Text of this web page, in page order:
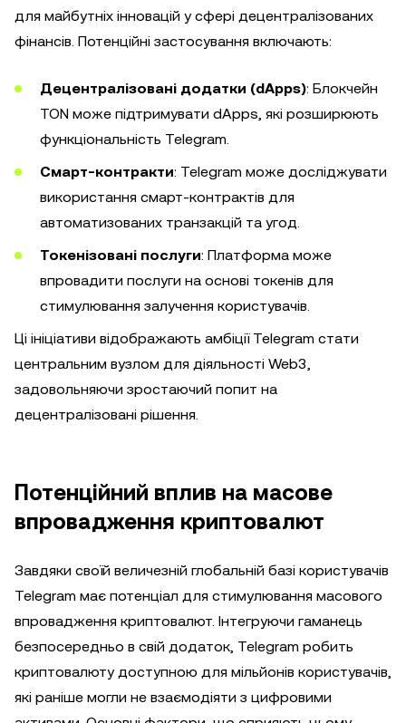
для майбутніх інновацій у сфері децентралізованих
фінансів. Потенційні застосування включають:
Децентралізовані додатки (dApps): Блокчейн
TON може підтримувати dApps, які розширюють
функціональність Telegram.
Смарт-контракти: Telegram може досліджувати
використання смарт-контрактів для
автоматизованих транзакцій та угод.
Токенізовані послуги: Платформа може
впровадити послуги на основі токенів для
стимулювання залучення користувачів.
Ці ініціативи відображають амбіції Telegram стати
центральним вузлом для діяльності Web3,
задовольняючи зростаючий попит на
децентралізовані рішення.
Потенційний вплив на масове
впровадження криптовалют
Завдяки своїй величезній глобальній базі користувачів
Telegram має потенціал для стимулювання масового
впровадження криптовалют. Інтегруючи гаманець
безпосередньо в свій додаток, Telegram робить
криптовалюту доступною для мільйонів користувачів,
які раніше могли не взаємодіяти з цифровими